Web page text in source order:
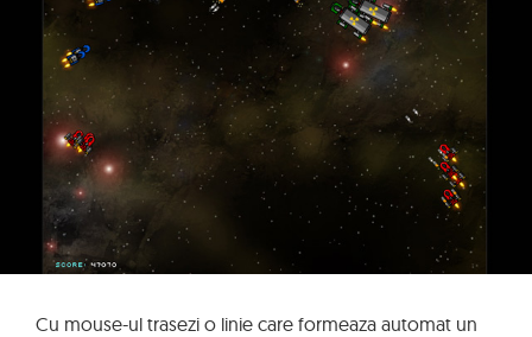
Cu mouse-ul trasezi o linie care formeaza automat un